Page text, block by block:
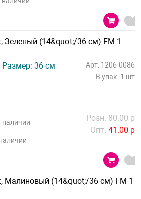
Зеленый (14&quot;/36 см) FM 1
Размер: 36 см
Арт: 1206-0086
В упак: 1 шт
наличии
Розн. 80.00 р
Опт. 41.00 р
Малиновый (14&quot;/36 см) FM 1